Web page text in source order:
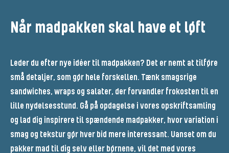
Når madpakken skal have et løft
Leder du efter nye idéer til madpakken? Det er nemt at tilføre
små detaljer, som gør hele forskellen. Tænk smagsrige
sandwiches, wraps og salater, der forvandler frokosten til en
lille nydelsesstund. Gå på opdagelse i vores opskriftsamling
og lad dig inspirere til spændende madpakker, hvor variation i
smag og tekstur gør hver bid mere interessant. Uanset om du
pakker mad til dig selv eller børnene, vil det med vores